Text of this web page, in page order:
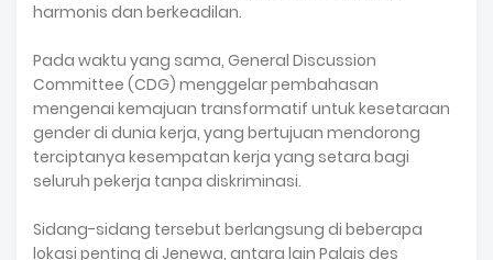
harmonis dan berkeadilan.
Pada waktu yang sama, General Discussion
Committee (CDG) menggelar pembahasan
mengenai kemajuan transformatif untuk kesetaraan
gender di dunia kerja, yang bertujuan mendorong
terciptanya kesempatan kerja yang setara bagi
seluruh pekerja tanpa diskriminasi.
Sidang-sidang tersebut berlangsung di beberapa
lokasi penting di Jenewa, antara lain Palais des